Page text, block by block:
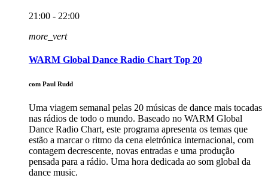
21:00 - 22:00
more_vert
WARM Global Dance Radio Chart Top 20
com Paul Rudd
Uma viagem semanal pelas 20 músicas de dance mais tocadas
nas rádios de todo o mundo. Baseado no WARM Global
Dance Radio Chart, este programa apresenta os temas que
estão a marcar o ritmo da cena eletrónica internacional, com
contagem decrescente, novas entradas e uma produção
pensada para a rádio. Uma hora dedicada ao som global da
dance music.